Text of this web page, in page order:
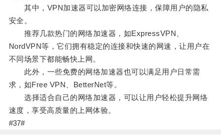
其中，VPN加速器可以加密网络连接，保障用户的隐私
安全。
推荐几款热门的网络加速器，如ExpressVPN、
NordVPN等，它们拥有稳定的连接和快速的网速，让用户在
不同场景下都能畅快上网。
此外，一些免费的网络加速器也可以满足用户日常需
求，如Free VPN、BetterNet等。
选择适合自己的网络加速器，可以让用户轻松提升网络
速度，享受高质量的上网体验。
#37#